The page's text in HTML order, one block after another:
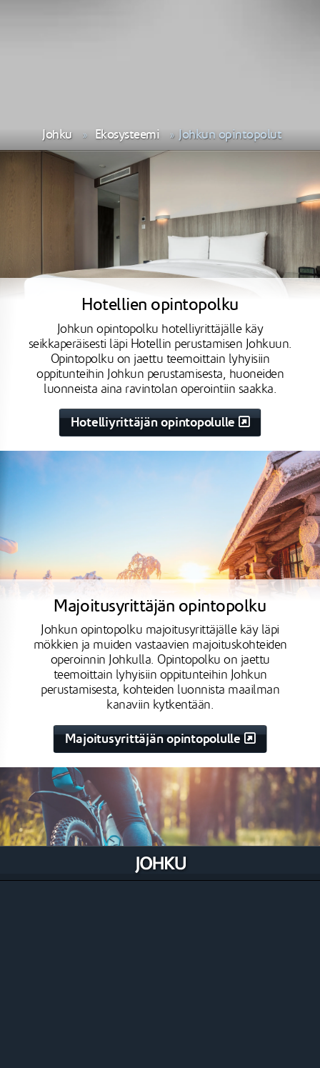
Johku Ekosysteemi Johkun opintopolut
Hotelliyrittäjän opintopolulle
Hotellien opintopolku
Johkun opintopolku hotelliyrittäjälle käy
seikkaperäisesti läpi Hotellin perustamisen Johkuun.
Opintopolku on jaettu teemoittain lyhyisiin
oppitunteihin Johkun perustamisesta, huoneiden
luonneista aina ravintolan operointiin saakka.
Majoitusyrittäjän opintopolulle
Majoitusyrittäjän opintopolku
Johkun opintopolku majoitusyrittäjälle käy läpi
mökkien ja muiden vastaavien majoituskohteiden
operoinnin Johkulla. Opintopolku on jaettu
teemoittain lyhyisiin oppitunteihin Johkun
perustamisesta, kohteiden luonnista maailman
kanaviin kytkentään.